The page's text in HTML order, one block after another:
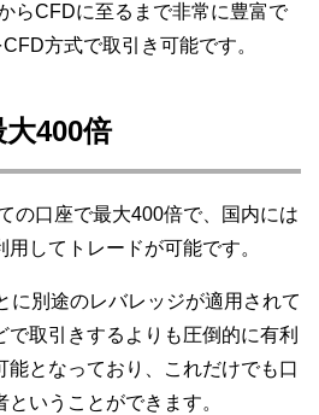
らCFDに至るまで非常に豊富で
方式で取引き可能です。
400倍
の口座で最大400倍で、国内には
してトレードが可能です。
に別途のレバレッジが適用されて
で取引きするよりも圧倒的に有利
能となっており、これだけでも口
いうことができます。